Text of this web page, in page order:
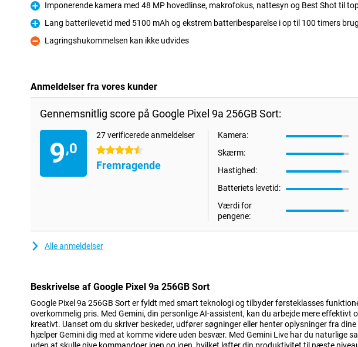
Fordele
Imponerende kamera med 48 MP hovedlinse, makrofokus, nattesyn og Best Shot til
Fordele
Lang batterilevetid med 5100 mAh og ekstrem batteribesparelse i op til 100 timers brug
Ulemper
Lagringshukommelsen kan ikke udvides
Anmeldelser fra vores kunder
Gennemsnitlig score på Google Pixel 9a 256GB Sort:
9,0
27 verificerede anmeldelser
4.5 stjerner
Fremragende
Kamera:
Skærm:
Hastighed:
Batteriets levetid:
Værdi for
pengene:
Alle anmeldelser
Beskrivelse af Google Pixel 9a 256GB Sort
Google Pixel 9a 256GB Sort er fyldt med smart teknologi og tilbyder førsteklasses
overkommelig pris. Med Gemini, din personlige AI-assistent, kan du arbejde mere effektivt
kreativt. Uanset om du skriver beskeder, udfører søgninger eller henter oplysninger fra dine
hjælper Gemini dig med at komme videre uden besvær. Med Gemini Live har du naturlige